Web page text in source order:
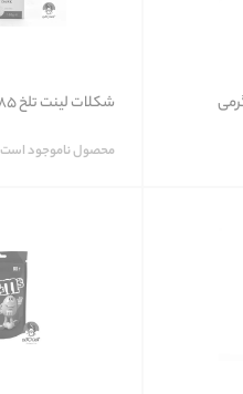
شکلات لینت تلخ 85 درصد
محصول ناموجود است